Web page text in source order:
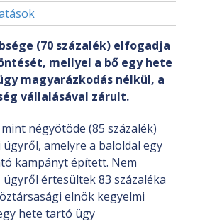
(70 százalék) elfogadja
mellyel a bő egy hete
magyarázkodás nélkül, a
vállalásával zárult.
négyötöde (85 százalék)
amelyre a baloldal egy
kampányt épített. Nem
értesültek 83 százaléka
elnök kegyelmi
hete tartó ügy